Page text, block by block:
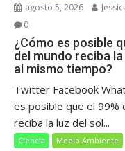
agosto 5, 2026
0
¿Cómo es posible
del mundo reciba
al mismo tiempo?
Twitter Facebook
es posible que el 99%
reciba la luz del sol...
Ciencia Medio Ambiente